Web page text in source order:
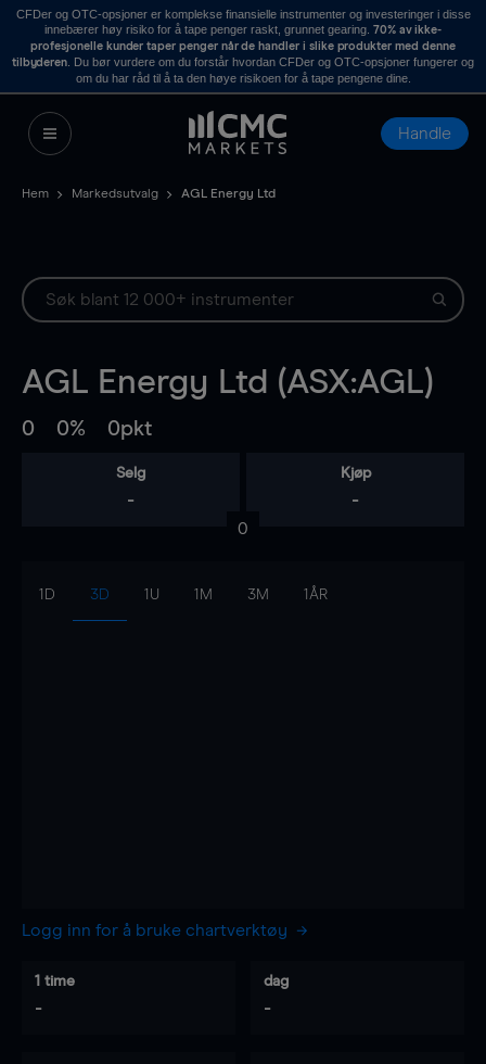
CFDer og OTC-opsjoner er komplekse finansielle instrumenter og investeringer i disse
innebærer høy risiko for å tape penger raskt, grunnet gearing. 70% av ikke-
profesjonelle kunder taper penger når de handler i slike produkter med denne
tilbyderen . Du bør vurdere om du forstår hvordan CFDer og OTC-opsjoner fungerer og
om du har råd til å ta den høye risikoen for å tape pengene dine.
Handle
Hem Markedsutvalg AGL Energy Ltd
AGL Energy Ltd (ASX:AGL)
0 0% 0pkt
Selg
-
Kjøp
-
0
1D 3D 1U 1M 3M 1ÅR
Logg inn for å bruke chartverktøy
1 time
-
dag
-